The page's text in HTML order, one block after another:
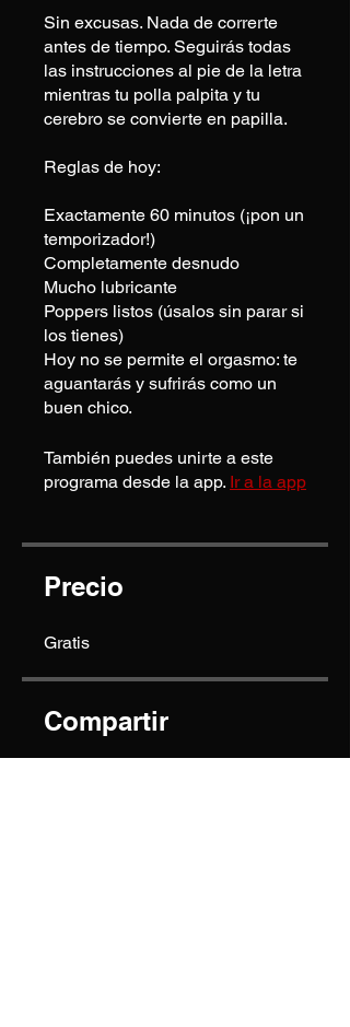
Sin excusas. Nada de correrte
antes de tiempo. Seguirás todas
las instrucciones al pie de la letra
mientras tu polla palpita y tu
cerebro se convierte en papilla.
Reglas de hoy:
Exactamente 60 minutos (¡pon un
temporizador!)
Completamente desnudo
Mucho lubricante
Poppers listos (úsalos sin parar si
los tienes)
Hoy no se permite el orgasmo: te
aguantarás y sufrirás como un
buen chico.
También puedes unirte a este
programa desde la app. Ir a la app
Precio
Gratis
Compartir